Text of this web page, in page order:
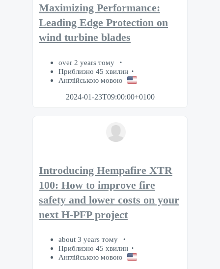
Maximizing Performance:
Leading Edge Protection on
wind turbine blades
over 2 years тому
Приблизно 45 хвилин
Англійською мовою
2024-01-23T09:00:00+0100
Introducing Hempafire XTR
100: How to improve fire
safety and lower costs on your
next H-PFP project
about 3 years тому
Приблизно 45 хвилин
Англійською мовою